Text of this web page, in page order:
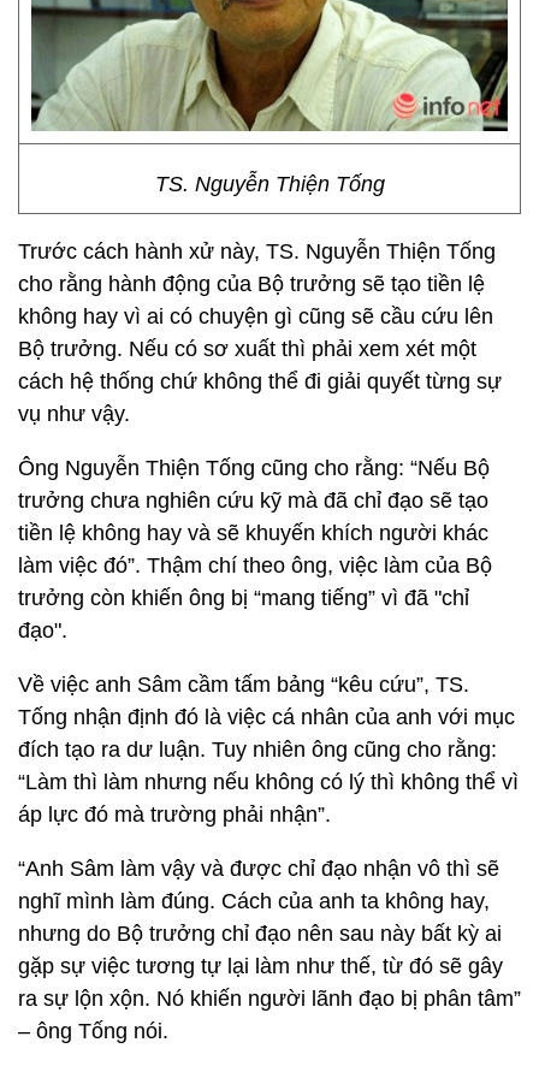
TS. Nguyễn Thiện Tống
Trước cách hành xử này, TS. Nguyễn Thiện Tống
cho rằng hành động của Bộ trưởng sẽ tạo tiền lệ
không hay vì ai có chuyện gì cũng sẽ cầu cứu lên
Bộ trưởng. Nếu có sơ xuất thì phải xem xét một
cách hệ thống chứ không thể đi giải quyết từng sự
vụ như vậy.
Ông Nguyễn Thiện Tống cũng cho rằng: “Nếu Bộ
trưởng chưa nghiên cứu kỹ mà đã chỉ đạo sẽ tạo
tiền lệ không hay và sẽ khuyến khích người khác
làm việc đó”. Thậm chí theo ông, việc làm của Bộ
trưởng còn khiến ông bị “mang tiếng” vì đã "chỉ
đạo".
Về việc anh Sâm cầm tấm bảng “kêu cứu”, TS.
Tống nhận định đó là việc cá nhân của anh với mục
đích tạo ra dư luận. Tuy nhiên ông cũng cho rằng:
“Làm thì làm nhưng nếu không có lý thì không thể vì
áp lực đó mà trường phải nhận”.
“Anh Sâm làm vậy và được chỉ đạo nhận vô thì sẽ
nghĩ mình làm đúng. Cách của anh ta không hay,
nhưng do Bộ trưởng chỉ đạo nên sau này bất kỳ ai
gặp sự việc tương tự lại làm như thế, từ đó sẽ gây
ra sự lộn xộn. Nó khiến người lãnh đạo bị phân tâm”
– ông Tống nói.